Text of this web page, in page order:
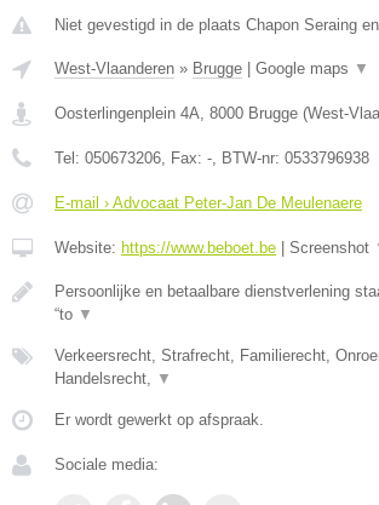
Niet gevestigd in de plaats Chapon Seraing
West-Vlaanderen » Brugge Google maps ▼
Oosterlingenplein 4A 8000 Brugge (West-
Tel: 050673206 , Fax: - , BTW-nr: 0533796938
E-mail › Advocaat Peter-Jan De Meulenaere
Website: https://www.beboet.be Screenshot
Persoonlijke en betaalbare dienstverlening
“to ▼
Verkeersrecht, Strafrecht, Familierecht,
Handelsrecht,
▼
Er wordt gewerkt op afspraak.
Sociale media: